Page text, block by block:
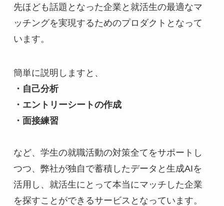
先ほども話題となった企業と就活生の最適なマ
ッチングを実現するためのプロダクトとなって
います。
簡単に説明しますと、
・自己分析
・エントリーシートの作成
・面接練習
など、学生の就職活動の対策全てをサポートし
つつ、弊社が独自で蓄積したデータと生成AIを
活用し、就活生にとって本当にマッチした企業
を探すことができるサービスとなっています。